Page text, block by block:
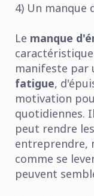
4) Un manque
Le manque
manifeste par
fatigue,
motivation
quotidiennes.
peut rendre
entreprendre,
comme se
peuvent